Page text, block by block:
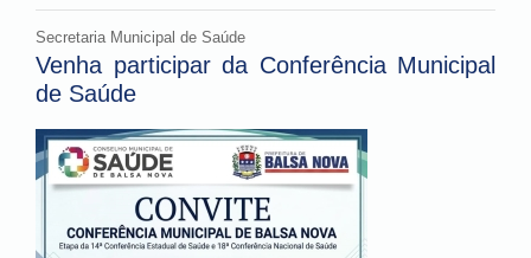
Secretaria Municipal de Saúde
Venha participar da Conferência Municipal
de Saúde